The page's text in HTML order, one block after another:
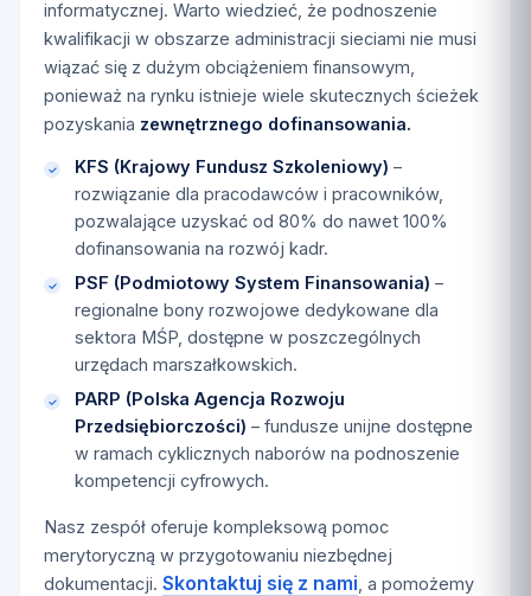
informatycznej. Warto wiedzieć, że podnoszenie
kwalifikacji w obszarze administracji sieciami nie musi
wiązać się z dużym obciążeniem finansowym,
ponieważ na rynku istnieje wiele skutecznych ścieżek
pozyskania zewnętrznego dofinansowania.
KFS (Krajowy Fundusz Szkoleniowy) –
rozwiązanie dla pracodawców i pracowników,
pozwalające uzyskać od 80% do nawet 100%
dofinansowania na rozwój kadr.
PSF (Podmiotowy System Finansowania) –
regionalne bony rozwojowe dedykowane dla
sektora MŚP, dostępne w poszczególnych
urzędach marszałkowskich.
PARP (Polska Agencja Rozwoju
Przedsiębiorczości) – fundusze unijne dostępne
w ramach cyklicznych naborów na podnoszenie
kompetencji cyfrowych.
Nasz zespół oferuje kompleksową pomoc
merytoryczną w przygotowaniu niezbędnej
dokumentacji. Skontaktuj się z nami , a pomożemy